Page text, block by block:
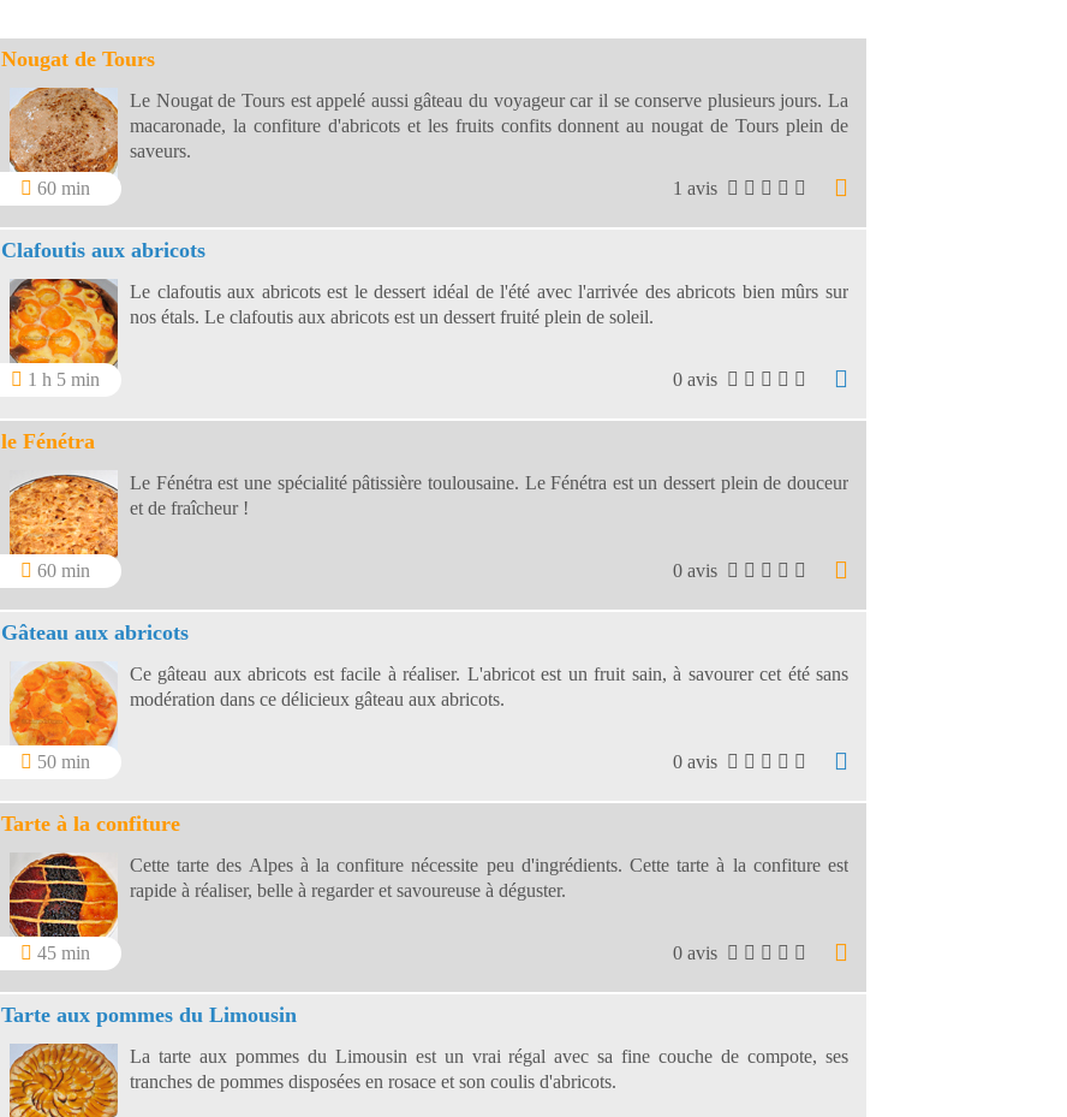
Nougat de Tours
60 min
Le Nougat de Tours est appelé aussi gâteau du voyageur car il se conserve plusieurs jours. La
macaronade, la confiture d'abricots et les fruits confits donnent au nougat de Tours plein de
saveurs.
1 avis
Clafoutis aux abricots
1 h 5 min
Le clafoutis aux abricots est le dessert idéal de l'été avec l'arrivée des abricots bien mûrs sur
nos étals. Le clafoutis aux abricots est un dessert fruité plein de soleil.
0 avis
le Fénétra
60 min
Le Fénétra est une spécialité pâtissière toulousaine. Le Fénétra est un dessert plein de douceur
et de fraîcheur !
0 avis
Gâteau aux abricots
50 min
Ce gâteau aux abricots est facile à réaliser. L'abricot est un fruit sain, à savourer cet été sans
modération dans ce délicieux gâteau aux abricots.
0 avis
Tarte à la confiture
45 min
Cette tarte des Alpes à la confiture nécessite peu d'ingrédients. Cette tarte à la confiture est
rapide à réaliser, belle à regarder et savoureuse à déguster.
0 avis
Tarte aux pommes du Limousin
La tarte aux pommes du Limousin est un vrai régal avec sa fine couche de compote, ses
tranches de pommes disposées en rosace et son coulis d'abricots.